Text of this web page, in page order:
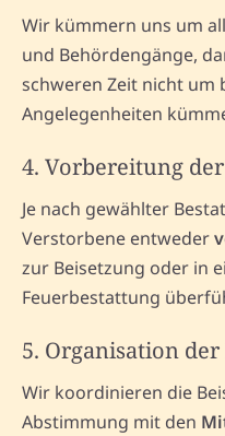
Wir kümmern uns um
und Behördengänge,
schweren Zeit nicht um
Angelegenheiten
4. Vorbereitung
Je nach gewählter
Verstorbene entweder
zur Beisetzung oder in
Feuerbestattung
5. Organisation
Wir koordinieren die
Abstimmung mit den